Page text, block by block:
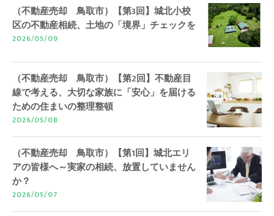
（不動産売却 鳥取市）【第3回】城北小校
区の不動産相続、土地の「境界」チェックを
2026/05/09
（不動産売却 鳥取市）【第2回】不動産目
線で考える、大切な家族に「安心」を届ける
ための住まいの整理整頓
2026/05/08
（不動産売却 鳥取市）【第1回】城北エリ
アの皆様へ～実家の相続、放置していません
か？
2026/05/07